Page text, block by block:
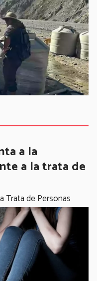
a la
a la trata de
Trata de Personas